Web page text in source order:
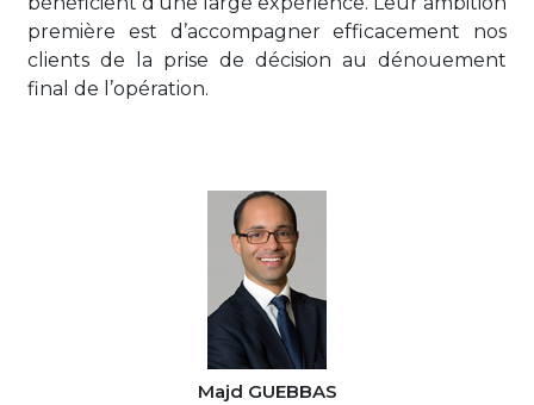
première est d’accompagner efficacement nos
clients de la prise de décision au dénouement
final de l’opération.
Majd GUEBBAS